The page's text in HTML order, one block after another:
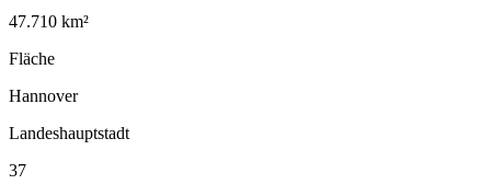
47.710 km²
Fläche
Hannover
Landeshauptstadt
37